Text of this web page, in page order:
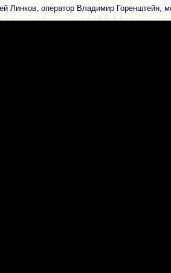
Линков, оператор Владимир Горенштейн,